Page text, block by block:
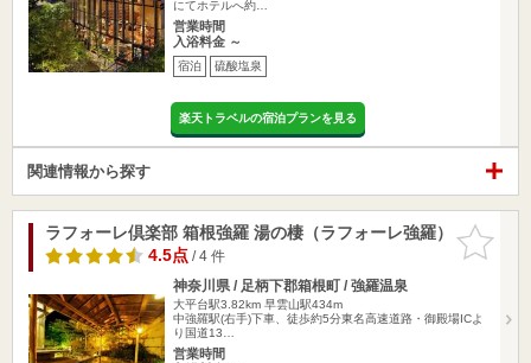
にてホテルへ約…
営業時間
入浴料金 ～
宿泊 硫酸塩泉
楽天トラベルの宿泊プランを見る
関連情報から探す
お気に入
りに追加
ラフォーレ倶楽部 箱根強羅 湯の棲（ラフォーレ強羅）
4.5点/ 4 件
神奈川県 / 足柄下郡箱根町 / 強羅温泉
大平台駅3.82km 早雲山駅434m
中強羅駅(右手)下車、徒歩約5分東名高速道路・御殿場ICよ
り国道13…
営業時間